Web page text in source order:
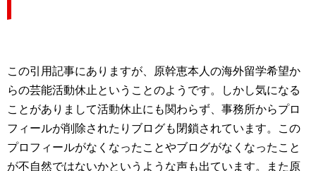
この引用記事にありますが、原幹恵本人の海外留学希望か
らの芸能活動休止ということのようです。しかし気になる
ことがありまして活動休止にも関わらず、事務所からプロ
フィールが削除されたりブログも閉鎖されています。この
プロフィールがなくなったことやブログがなくなったこと
が不自然ではないかというような声も出ています。また原